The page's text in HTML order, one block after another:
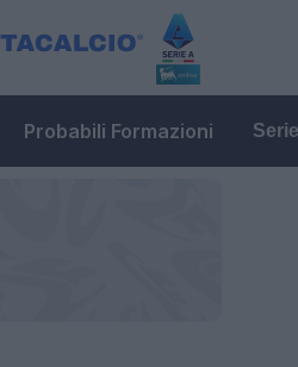
Probabili Formazioni